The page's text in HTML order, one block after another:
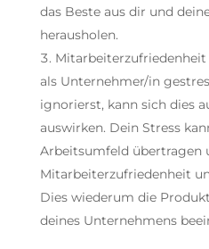
das Beste aus dir und
herausholen.
als Unternehmer/in
ignorierst, kann sich dies
auswirken. Dein Stress
Arbeitsumfeld übertragen
Mitarbeiterzufriedenheit
Dies wiederum die
deines Unternehmens